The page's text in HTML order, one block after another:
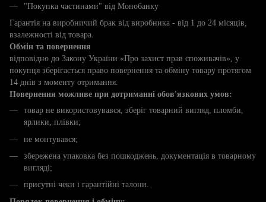
"Покупка частинами" від Монобанку
Гарантія на виробничий брак від виробника - від 1 до 24 місяців,
взалежності від товара.
Обмін та повернення
відповідно до Закону України «Про захист прав споживачів», у
покупця зберігається право повернення та обміну товару протягом
14 днів з моменту отримання.
Повернення можливе при дотриманні обов'язкових умов:
товар не використовувався, зберіг товарний вигляд, пломби,
ярлики, плівки;
не монтувався;
збережена упаковка без пошкоджень, документація в товарному
вигляді;
присутні чеки і гарантійні талони.